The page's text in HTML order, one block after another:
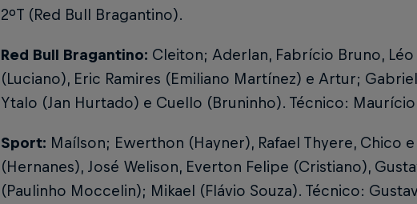
2ºT (Red Bull Bragantino).
Red Bull Bragantino: Cleiton; Aderlan, Fabrício Bruno,
(Luciano), Eric Ramires (Emiliano Martínez) e Artur;
Ytalo (Jan Hurtado) e Cuello (Bruninho). Técnico:
Sport: Maílson; Ewerthon (Hayner), Rafael Thyere, Chico
(Hernanes), José Welison, Everton Felipe (Cristiano),
(Paulinho Moccelin); Mikael (Flávio Souza). Técnico: